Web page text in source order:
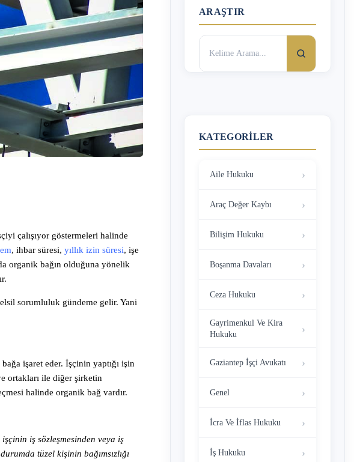
çalışıyor göstermeleri halinde
, ihbar süresi, yıllık izin süresi, işe
organik bağın olduğuna yönelik
sorumluluk gündeme gelir. Yani
işaret eder. İşçinin yaptığı işin
ortakları ile diğer şirketin
halinde organik bağ vardır.
iş sözleşmesinden veya iş
tüzel kişinin bağımsızlığı
ARAŞTIR
Arama:
KATEGORILER
Aile Hukuku
Araç Değer Kaybı
Bilişim Hukuku
Boşanma Davaları
Ceza Hukuku
Gayrimenkul Ve Kira
Hukuku
Gaziantep İşçi Avukatı
Genel
İcra Ve İflas Hukuku
İş Hukuku